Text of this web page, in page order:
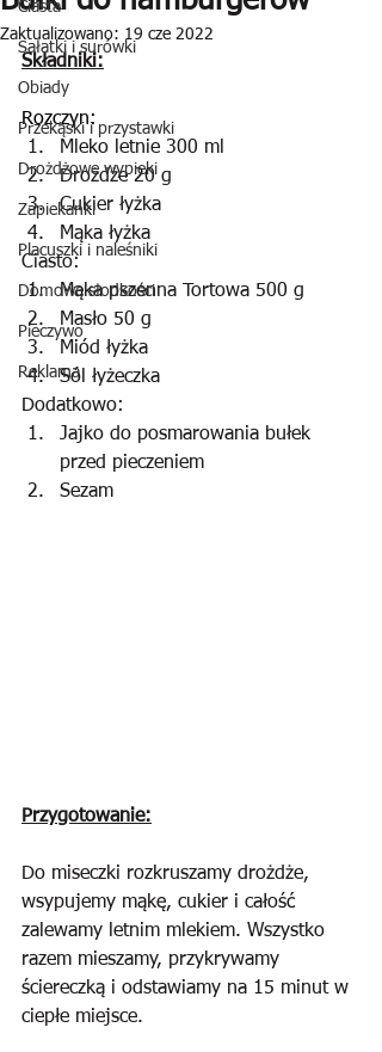
Ciasta
Sałatki i surówki
Obiady
Przekąski i przystawki
Drożdżowe wypieki
Zapiekanki
Placuszki i naleśniki
Domowe słodkości
Pieczywo
Reklama
Zaktualizowano: 19 cze 2022
Składniki:
Rozczyn:
Mleko letnie 300 ml
Drożdże 20 g
Cukier łyżka
Mąka łyżka
Ciasto:
Mąka pszenna Tortowa 500 g
Masło 50 g
Miód łyżka
Sól łyżeczka
Dodatkowo:
Jajko do posmarowania bułek
przed pieczeniem
Sezam
Przygotowanie:
Do miseczki rozkruszamy drożdże,
wsypujemy mąkę, cukier i całość
zalewamy letnim mlekiem. Wszystko
razem mieszamy, przykrywamy
ściereczką i odstawiamy na 15 minut w
ciepłe miejsce.